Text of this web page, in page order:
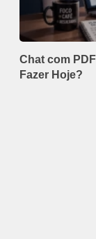
Chat com
Fazer Hoje?